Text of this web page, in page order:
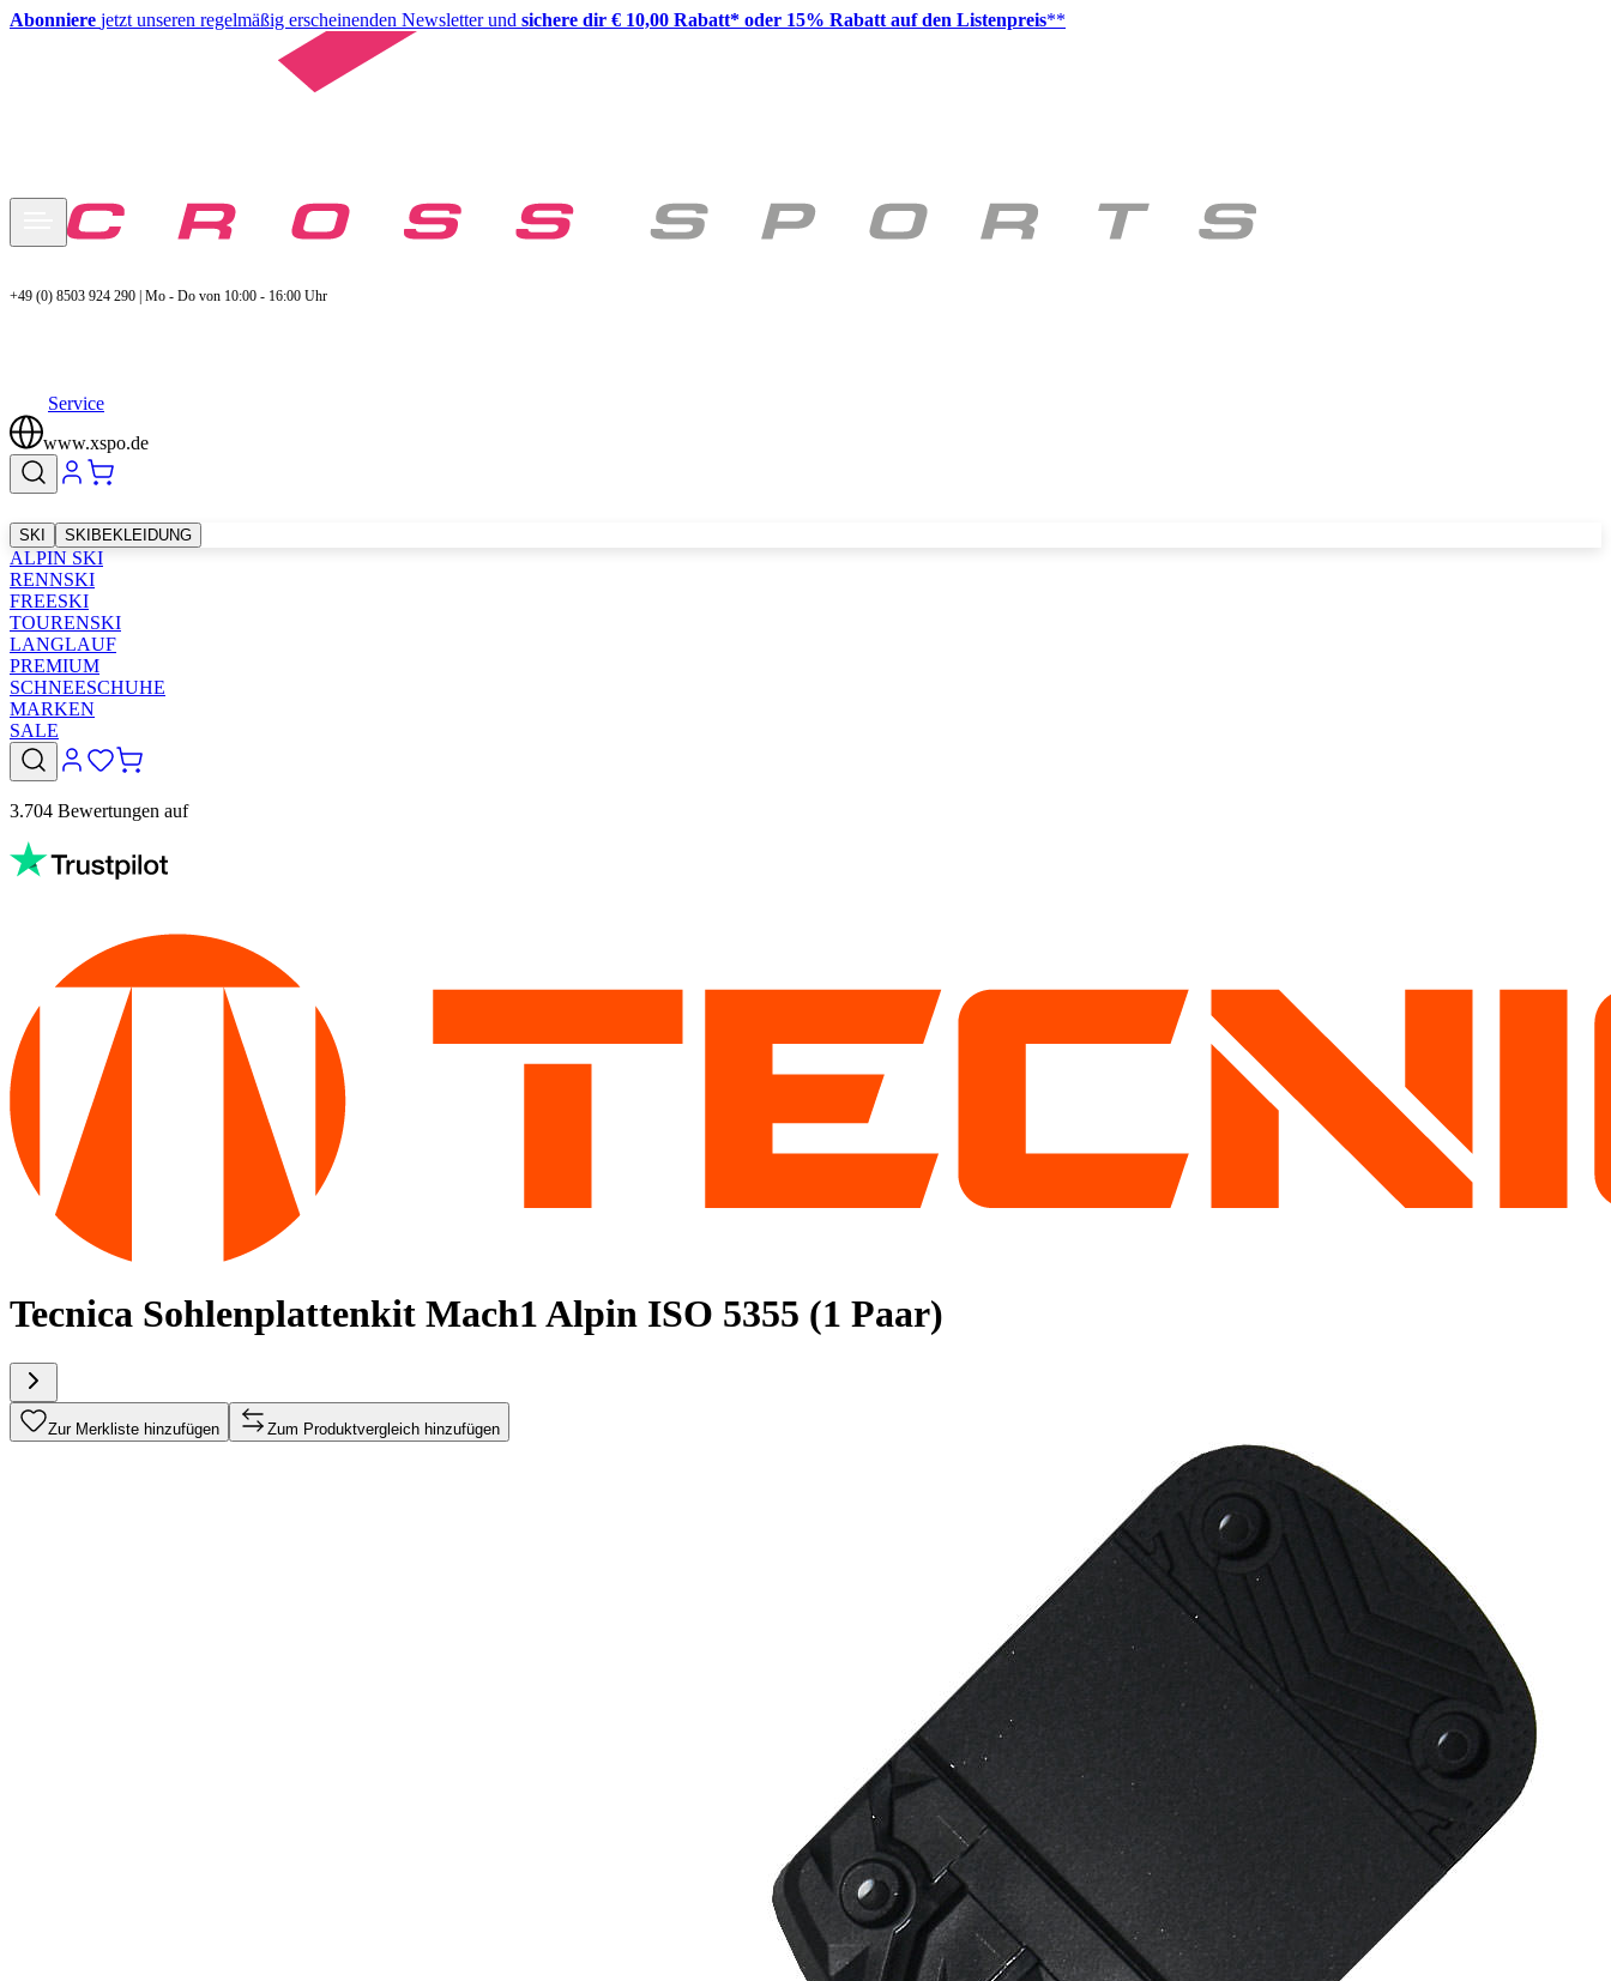
Abonniere jetzt unseren regelmäßig erscheinenden Newsletter und sichere dir € 10,00 Rabatt* oder 15% Rabatt auf den Listenpreis**
+49 (0) 8503 924 290 | Mo - Do von 10:00 - 16:00 Uhr
Service
www.xspo.de
SKI SKIBEKLEIDUNG
ALPIN SKI
RENNSKI
FREESKI
TOURENSKI
LANGLAUF
PREMIUM
SCHNEESCHUHE
MARKEN
SALE
3.704 Bewertungen auf
Tecnica Sohlenplattenkit Mach1 Alpin ISO 5355 (1 Paar)
Zur Merkliste hinzufügen Zum Produktvergleich hinzufügen